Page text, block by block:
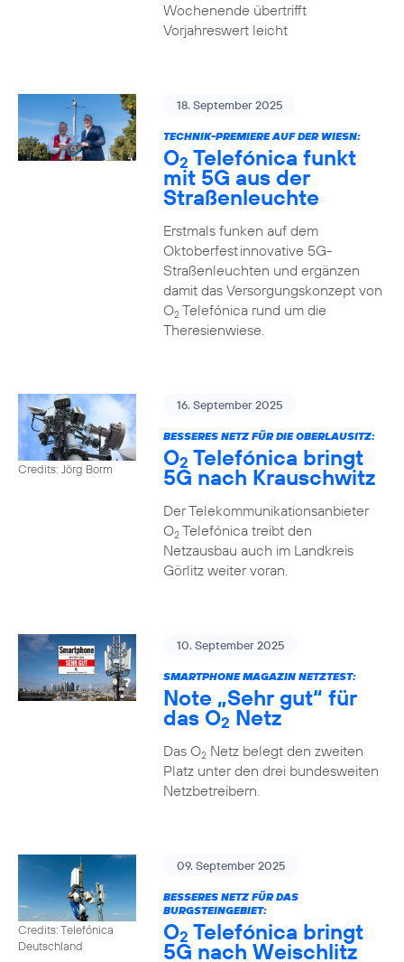
Wochenende übertrifft
Vorjahreswert leicht
18. September 2025
TECHNIK-PREMIERE AUF DER WIESN:
O2 Telefónica funkt
mit 5G aus der
Straßenleuchte
Erstmals funken auf dem
Oktoberfest innovative 5G-
Straßenleuchten und ergänzen
damit das Versorgungskonzept von
O2Telefónica rund um die
Theresienwiese.
Credits: Jörg Borm
16. September 2025
BESSERES NETZ FÜR DIE OBERLAUSITZ:
O2 Telefónica bringt
5G nach Krauschwitz
Der Telekommunikationsanbieter
O2Telefónica treibt den
Netzausbau auch im Landkreis
Görlitz weiter voran.
10. September 2025
SMARTPHONE MAGAZIN NETZTEST:
Note „Sehr gut“ für
das O2 Netz
Das O2Netz belegt den zweiten
Platz unter den drei bundesweiten
Netzbetreibern.
Credits: Telefónica
Deutschland
09. September 2025
BESSERES NETZ FÜR DAS
BURGSTEINGEBIET:
O2 Telefónica bringt
5G nach Weischlitz